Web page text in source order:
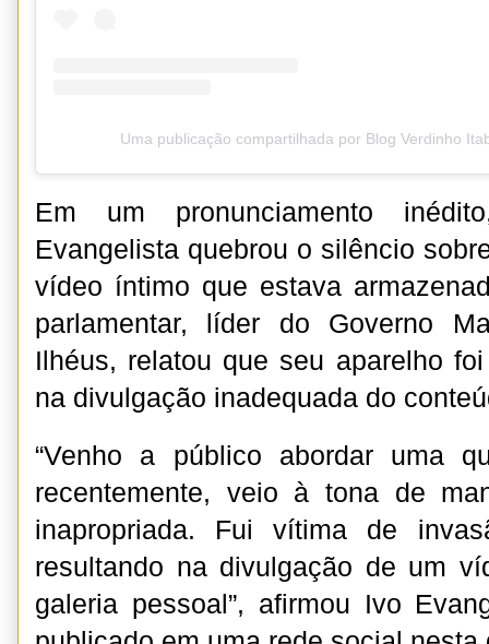
Uma publicação compartilhada por Blog Verdinho
Em um pronunciamento
Evangelista quebrou o silêncio
vídeo íntimo que estava
parlamentar, líder do Governo
Ilhéus, relatou que seu aparelho
na divulgação inadequada do
“Venho a público abordar uma
recentemente, veio à tona de
inapropriada. Fui vítima de
resultando na divulgação de um
galeria pessoal”, afirmou Ivo